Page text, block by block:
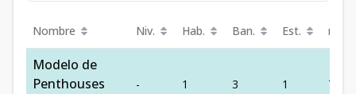
Nombre Niv. Hab. Ban. Est. m²
Modelo de
Penthouses
- 1 3 1 76